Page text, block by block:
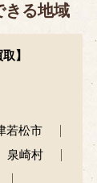
きる地域
】
若松市
泉崎村